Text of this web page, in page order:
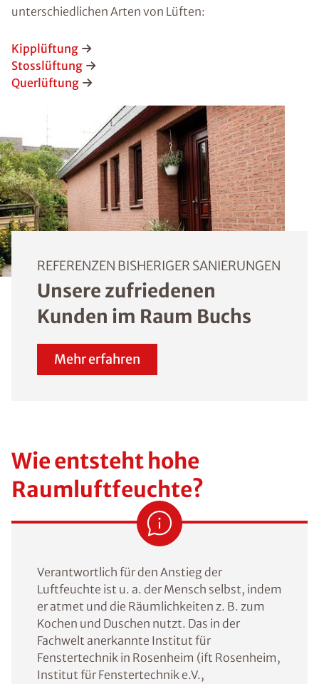
unterschiedlichen Arten von Lüften:
Kipplüftung
Stosslüftung
Querlüftung
REFERENZEN BISHERIGER SANIERUNGEN
Unsere zufriedenen
Kunden im Raum Buchs
Mehr erfahren
Wie entsteht hohe
Raumluftfeuchte?
Verantwortlich für den Anstieg der
Luftfeuchte ist u. a. der Mensch selbst, indem
er atmet und die Räumlichkeiten z. B. zum
Kochen und Duschen nutzt. Das in der
Fachwelt anerkannte Institut für
Fenstertechnik in Rosenheim (ift Rosenheim,
Institut für Fenstertechnik e.V.,